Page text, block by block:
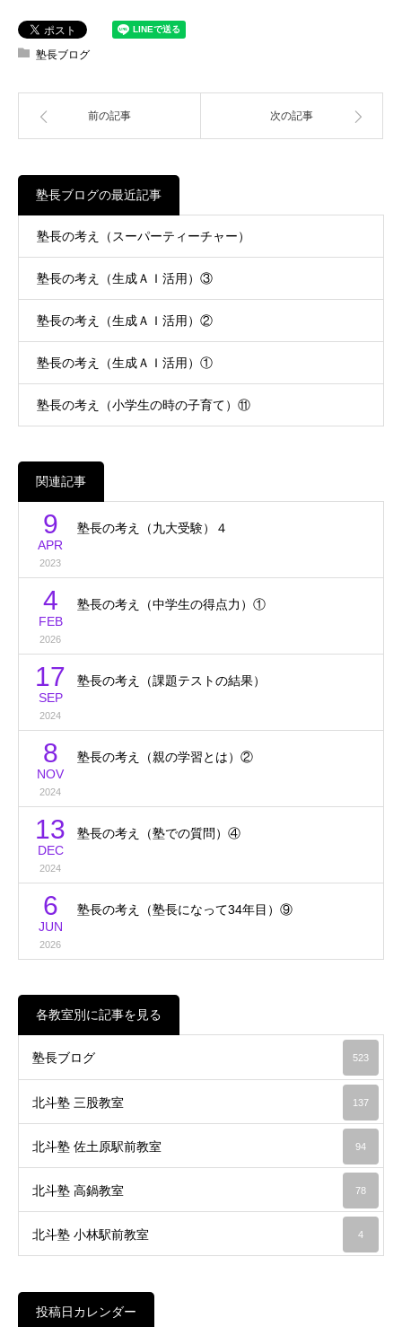
塾長ブログ
前の記事 次の記事
塾長ブログの最近記事
塾長の考え（スーパーティーチャー）
塾長の考え（生成ＡＩ活用）③
塾長の考え（生成ＡＩ活用）②
塾長の考え（生成ＡＩ活用）①
塾長の考え（小学生の時の子育て）⑪
関連記事
9
APR
2023
塾長の考え（九大受験）４
4
FEB
2026
塾長の考え（中学生の得点力）①
17
SEP
2024
塾長の考え（課題テストの結果）
8
NOV
2024
塾長の考え（親の学習とは）②
13
DEC
2024
塾長の考え（塾での質問）④
6
JUN
2026
塾長の考え（塾長になって34年目）⑨
各教室別に記事を見る
塾長ブログ 523
北斗塾 三股教室 137
北斗塾 佐土原駅前教室 94
北斗塾 高鍋教室 78
北斗塾 小林駅前教室 4
投稿日カレンダー